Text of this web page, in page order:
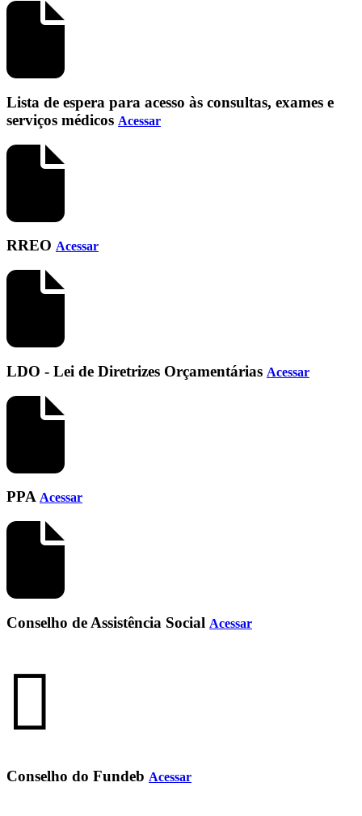
Lista de espera para acesso às consultas, exames e
serviços médicos Acessar
RREO Acessar
LDO - Lei de Diretrizes Orçamentárias Acessar
PPA Acessar
Conselho de Assistência Social Acessar
Conselho do Fundeb Acessar